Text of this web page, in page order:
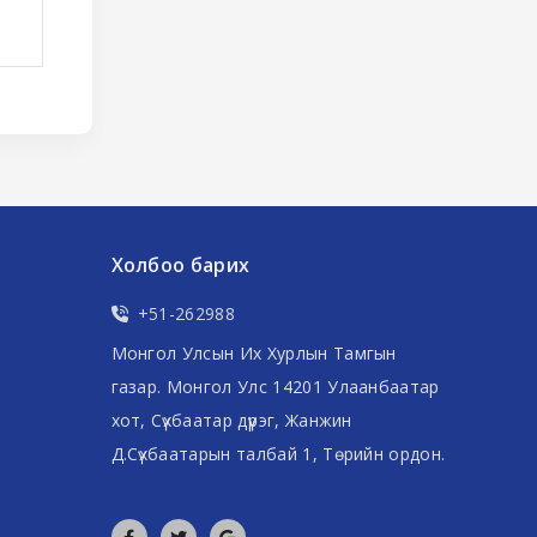
Холбоо барих
+51-262988
Монгол Улсын Их Хурлын Тамгын
газар. Монгол Улс 14201 Улаанбаатар
хот, Сүхбаатар дүүрэг, Жанжин
Д.Сүхбаатарын талбай 1, Төрийн ордон.